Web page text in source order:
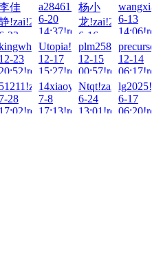
佳
!zai!2026-
6-22
a28461533!zai!2026-
6-20
14:37!read!
杨小
龙!zai!2026-
6-16
10:27!read!
6-13
12-23
20:52!read!
Utopia!zai!2025-
12-17
15:27!read!
plm258!zai!2025-
12-15
00:57!read!
12-14
51211!zai!2025-
7-28
17:02!read!
14xiaoyu!zai!2025-
7-8
17:13!read!
Ntqt!zai!2025-
6-24
13:01!read!
6-17